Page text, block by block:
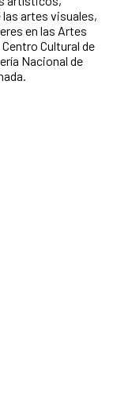
artes visuales,
en las Artes
Centro Cultural de
Nacional de